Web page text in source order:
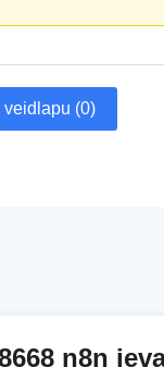
veidlapu (0)
n8n